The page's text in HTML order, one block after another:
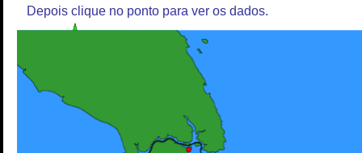
Depois clique no ponto para ver os dados.